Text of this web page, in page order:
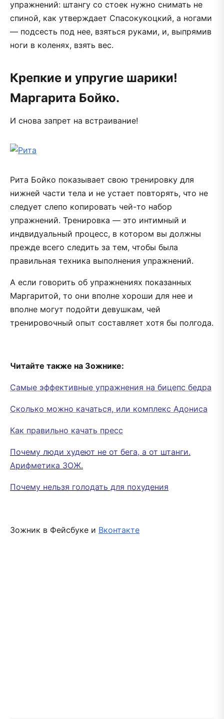
упражнений: штангу со стоек нужно снимать не
спиной, как утверждает Спасокукоцкий, а ногами
— подсесть под нее, взяться руками, и, выпрямив
ноги в коленях, взять вес.
Крепкие и упругие шарики!
Маргарита Бойко.
И снова запрет на встраивание!
Рита Бойко показывает свою тренировку для
нижней части тела и не устает повторять, что не
следует слепо копировать чей-то набор
упражнений. Тренировка — это интимный и
индвидуальный процесс, в котором вы должны
прежде всего следить за тем, чтобы была
правильная техника выполнения упражнений.
А если говорить об упражнениях показанных
Маргаритой, то они вполне хороши для нее и
вполне могут подойти девушкам, чей
тренировочный опыт составляет хотя бы полгода.
Читайте также на Зожнике:
Самые эффективные упражнения на бицепс бедра
Сколько можно качаться, или комплекс Адониса
Как правильно качать пресс
Почему люди худеют не от бега, а от штанги.
Арифметика ЗОЖ.
Почему нельзя голодать для похудения
Зожник в Фейсбуке и Вконтакте